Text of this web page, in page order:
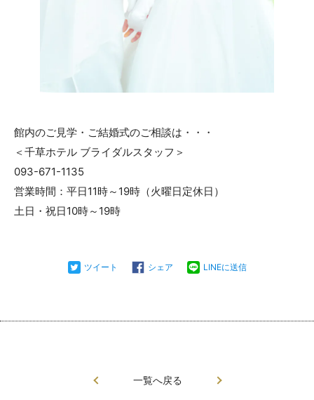
館内のご見学・ご結婚式のご相談は・・・
＜千草ホテル ブライダルスタッフ＞
093-671-1135
営業時間：平日11時～19時（火曜日定休日）
土日・祝日10時～19時
ツイート シェア LINEに送信
一覧へ戻る